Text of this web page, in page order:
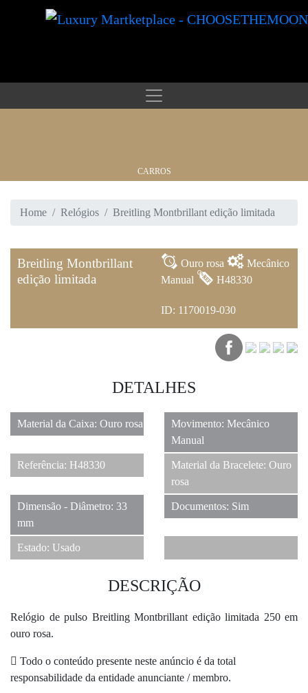
CARROS
IMÓVEIS
CARROS CLÁSSICOS
HOTEIS
Home Relógios Breitling Montbrillant edição limitada
Breitling Montbrillant
edição limitada
Ouro rosa
Mecânico
Manual
H48330
ID: 1170019-030
DETALHES
Material da Caixa: Ouro rosa
Movimento: Mecânico
Manual
Referência: H48330
Material da Bracelete: Ouro
rosa
Dimensão - Diâmetro: 33
mm
Documentos: Sim
Estado: Usado
DESCRIÇÃO
Relógio de pulso Breitling Montbrillant edição limitada 250 em
ouro rosa.
Todo o conteúdo presente neste anúncio é da total
responsabilidade da entidade anunciante / membro.